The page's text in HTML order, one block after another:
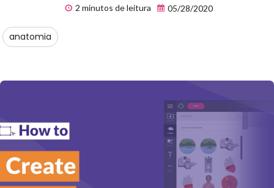
2 minutos de leitura 05/28/2020
anatomia